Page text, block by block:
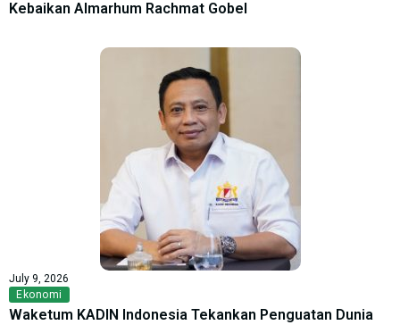
Kebaikan Almarhum Rachmat Gobel
July 9, 2026
Ekonomi
Waketum KADIN Indonesia Tekankan Penguatan Dunia